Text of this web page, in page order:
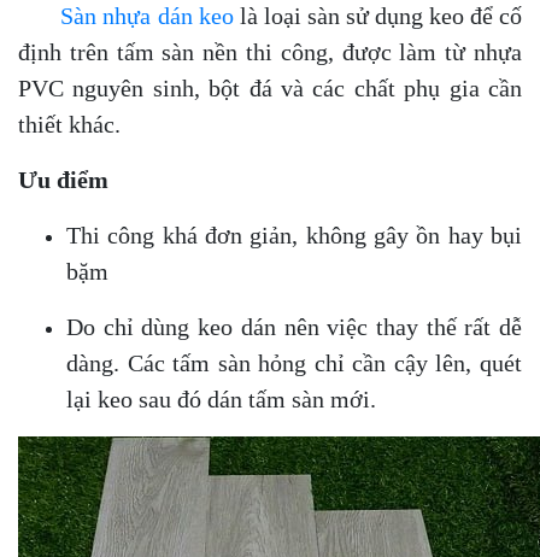
Sàn nhựa dán keolà loại sàn sử dụng keo để cố
định trên tấm sàn nền thi công, được làm từ nhựa
PVC nguyên sinh, bột đá và các chất phụ gia cần
thiết khác.
Ưu điểm
Thi công khá đơn giản, không gây ồn hay bụi
bặm
Do chỉ dùng keo dán nên việc thay thế rất dễ
dàng. Các tấm sàn hỏng chỉ cần cậy lên, quét
lại keo sau đó dán tấm sàn mới.